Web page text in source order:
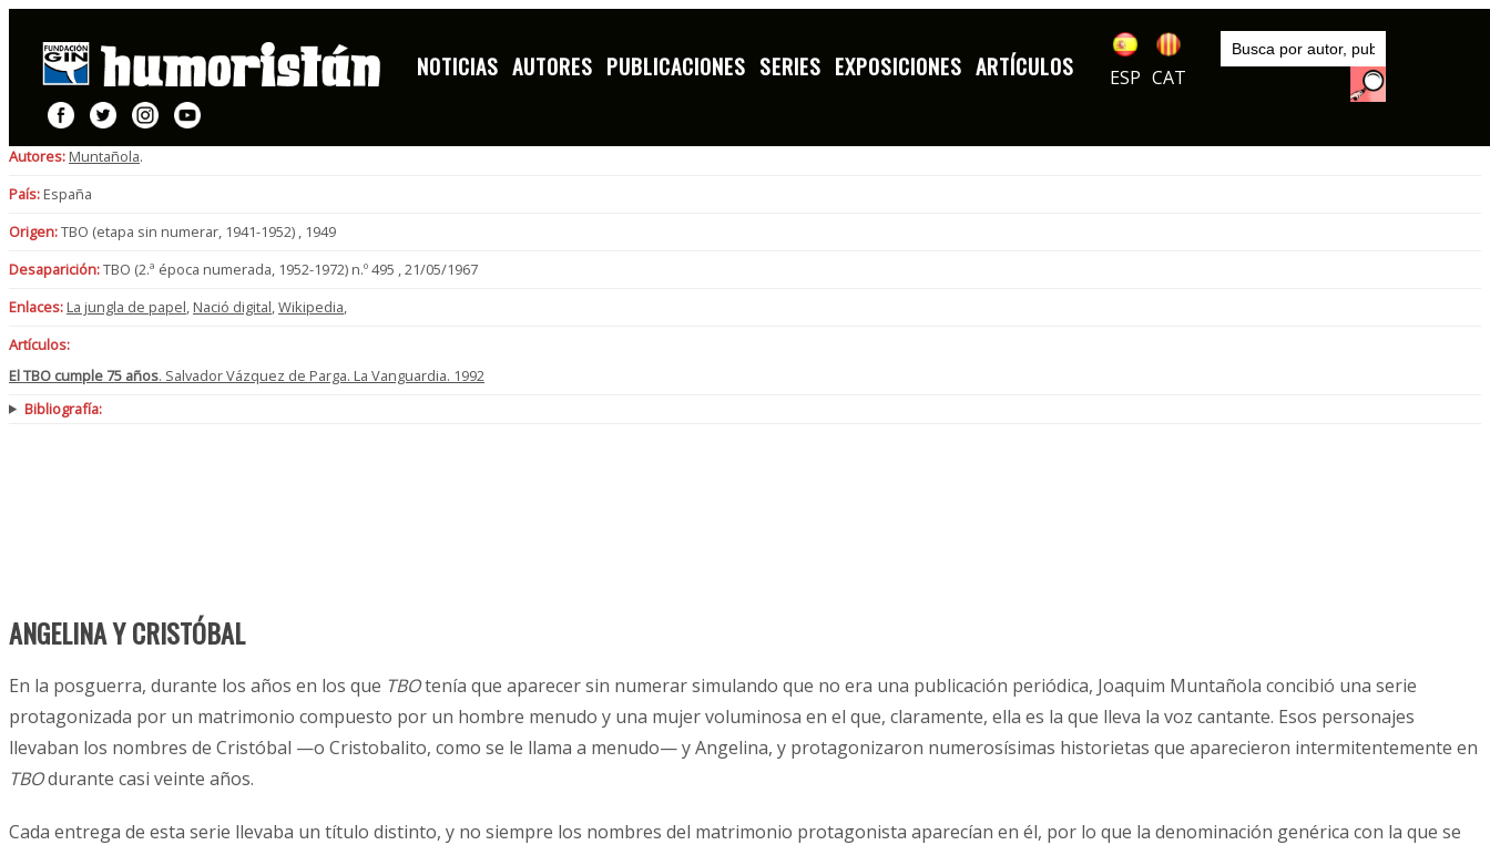
NOTICIAS AUTORES PUBLICACIONES SERIES EXPOSICIONES ARTÍCULOS ESP CAT
FICHA DIBUJOS
Autores: Muntañola.
País: España
Origen:TBO (etapa sin numerar, 1941-1952) , 1949
Desaparición:TBO (2.ª época numerada, 1952-1972) n.º 495 , 21/05/1967
Enlaces: La jungla de papel Nació digital Wikipedia
Artículos:
El TBO cumple 75 años. Salvador Vázquez de Parga. La Vanguardia. 1992
Bibliografía:
ANGELINA Y CRISTÓBAL
En la posguerra, durante los años en los que TBOtenía que aparecer sin numerar simulando que no era una publicación periódica, Joaquim Muntañola concibió una serie
protagonizada por un matrimonio compuesto por un hombre menudo y una mujer voluminosa en el que, claramente, ella es la que lleva la voz cantante. Esos personajes
llevaban los nombres de Cristóbal —o Cristobalito, como se le llama a menudo— y Angelina, y protagonizaron numerosísimas historietas que aparecieron intermitentemente en
TBOdurante casi veinte años.
Cada entrega de esta serie llevaba un título distinto, y no siempre los nombres del matrimonio protagonista aparecían en él, por lo que la denominación genérica con la que se